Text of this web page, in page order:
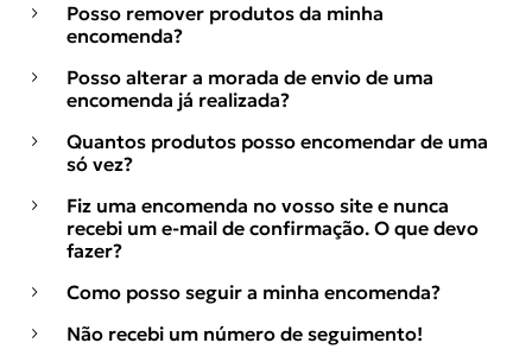
Posso remover produtos da minha
encomenda?
Posso alterar a morada de envio de uma
encomenda já realizada?
Quantos produtos posso encomendar de uma
só vez?
Fiz uma encomenda no vosso site e nunca
recebi um e-mail de confirmação. O que devo
fazer?
Como posso seguir a minha encomenda?
Não recebi um número de seguimento!